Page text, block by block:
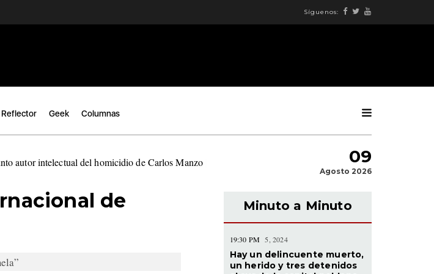
Síguenos:
Reflector Geek Columnas
autor intelectual del homicidio de Carlos Manzo 09
Agosto 2026
de
Minuto a Minuto
19:30 PM 5, 2024
Hay un delincuente muerto,
un herido y tres detenidos